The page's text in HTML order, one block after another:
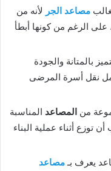
مصاعد الجر لأنه من
الرغم من كونها أبطأ
بالمتانة والجودة
نقل أسرة المرضى
من المصاعد المناسبة
أثناء عملية البناء
يعرف بـ مصاعد